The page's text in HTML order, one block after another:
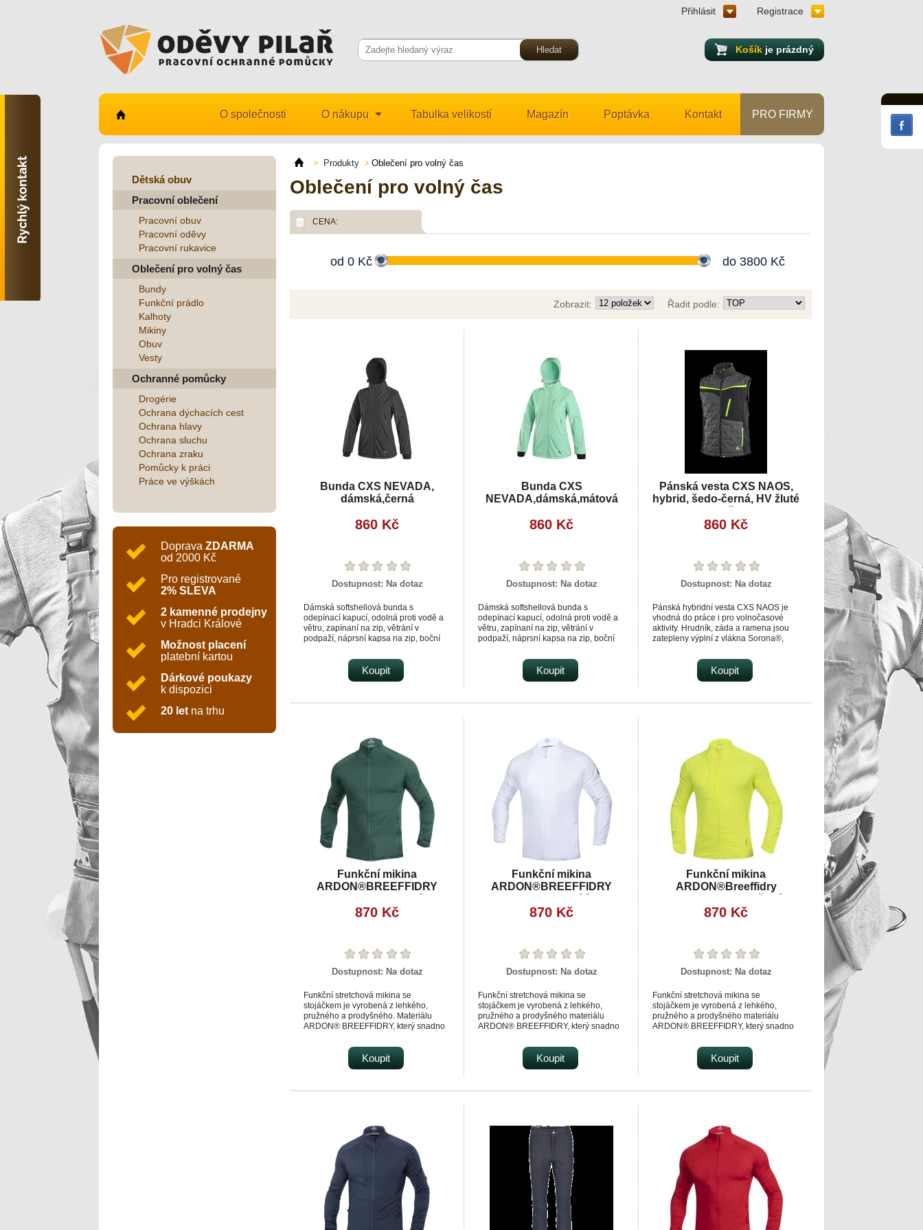
Košík je prázdný
Přihlásit Registrace
O společnosti O nákupu Tabulka velikostí Magazín Poptávka Kontakt PRO FIRMY
Dětská obuv
Pracovní oblečení
Pracovní obuv
Pracovní oděvy
Pracovní rukavice
Oblečení pro volný čas
Bundy
Funkční prádlo
Kalhoty
Mikiny
Obuv
Vesty
Ochranné pomůcky
Drogérie
Ochrana dýchacích cest
Ochrana hlavy
Ochrana sluchu
Ochrana zraku
Pomůcky k práci
Práce ve výškách
Doprava ZDARMA
od 2000 Kč
Pro registrované
2% SLEVA
2 kamenné prodejny
v Hradci Králové
Možnost placení
platební kartou
Dárkové poukazy
k dispozici
20 let na trhu
Produkty Oblečení pro volný čas
Oblečení pro volný čas
CENA:
od 0 Kč do 3800 Kč
Řadit podle:
Zobrazit:
Bunda CXS NEVADA,
dámská,černá
860 Kč
Dostupnost: Na dotaz
Dámská softshellová bunda s
odepínací kapucí, odolná proti vodě a
větru, zapínaní na zip, větrání v
podpaží, náprsní kapsa na zip, boční
manžetami, stahování v dolním okraji,
reflexní doplňky, TPU membrána.
Odolnost materiálu proti průniku vody 5
Koupit
Bunda CXS
NEVADA,dámská,mátová
860 Kč
Dostupnost: Na dotaz
Dámská softshellová bunda s
odepínací kapucí, odolná proti vodě a
větru, zapínaní na zip, větrání v
podpaží, náprsní kapsa na zip, boční
manžetami, stahování v dolním okraji,
reflexní doplňky, TPU membrána.
Odolnost materiálu proti průniku vody 5
Koupit
Pánská vesta CXS NAOS,
hybrid, šedo-černá, HV žluté
860 Kč
Dostupnost: Na dotaz
Pánská hybridní vesta CXS NAOS je
vhodná do práce i pro volnočasové
aktivity. Hrudník, záda a ramena jsou
zatepleny výplní z vlákna Sorona®,
vlastnosti. Límec a boky z prodyšného
úpletu neomezují v pohybu a zajišťují
optimální komfort při nošení. Praktické
dolním okraji umožňuje přizpůsobit
velikost postavě, čímž přináší
dodatečnou tepelnou izolaci. Vesta je
vybavena kontrastními a reflexními
prvky, které zvyšují bezpečnost v
prostředí se zhoršenou viditelností.
Koupit
Funkční mikina
ARDON®BREEFFIDRY
870 Kč
Dostupnost: Na dotaz
Funkční stretchová mikina se
stojáčkem je vyrobená z lehkého,
pružného a prodyšného. Materiálu
ARDON® BREEFFIDRY, který snadno
Vnitřní strana je počesaná, příjemná na
Díky stojáčku udrží krk v teple, navíc je
vybavena dvěma spodními zipovými
Mikina se výborně přizpůsobí každému
pohybu díky ergonomickému štíhlému
střihu s předtvarovanými rukávy.
Je vhodná pro náročné pracovní
aktivity, sport i outdoor.
Koupit
Funkční mikina
ARDON®BREEFFIDRY
870 Kč
Dostupnost: Na dotaz
Funkční stretchová mikina se
stojáčkem je vyrobená z lehkého,
pružného a prodyšného materiálu
ARDON® BREEFFIDRY, který snadno
Vnitřní strana je počesaná, příjemná na
Díky stojáčku udrží krk v teple, navíc je
vybavena dvěma spodními zipovými
Mikina se výborně přizpůsobí každému
pohybu díky ergonomickému štíhlému
střihu s předtvarovanými rukávy.
Je vhodná pro náročné pracovní
aktivity, sport i outdoor.
Koupit
Funkční mikina
ARDON®Breeffidry
870 Kč
Dostupnost: Na dotaz
Funkční stretchová mikina se
stojáčkem je vyrobená z lehkého,
pružného a prodyšného materiálu
ARDON® BREEFFIDRY, který snadno
Vnitřní strana je počesaná, příjemná na
Díky stojáčku udrží krk v teple, navíc je
vybavena dvěma spodními zipovými
kapsami.
Mikina se výborně přizpůsobí každému
pohybu díky ergonomickému štíhlému
střihu s předtvarovanými rukávy.
Je vhodná pro náročné pracovní
aktivity, sport i outdoor.
Koupit
Kontaktujte nás
info@odevy-pilar.cz